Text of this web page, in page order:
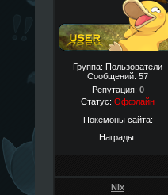
Группа: Пользователи
Сообщений: 57
Репутация: 0
Статус: Оффлайн
Покемоны сайта:
Награды:
Nix